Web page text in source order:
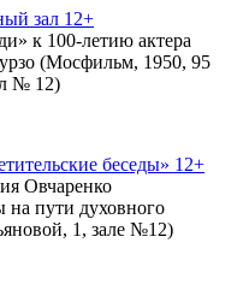
зал 12+
к 100-летию актера
(Мосфильм, 1950, 95
№ 12)
беседы» 12+
Овчаренко
на пути духовного
1, зале №12)